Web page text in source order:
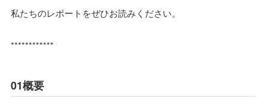
私たちのレポートをぜひお読みください。
************
01概要